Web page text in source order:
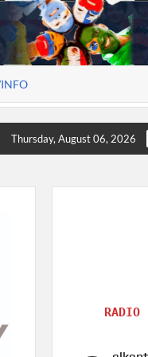
construye historia, el
Thursday, August 06, 2026
RADIO